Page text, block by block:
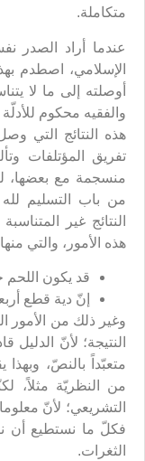
متكاملة.
عندما أراد الصدر
الإسلامي، اصطدم
أوصلته إلى ما لا
والفقيه محكوم
هذه النتائج التي
تفريق المؤتلفات
منسجمة مع بعضها،
من باب التسليم
النتائج غير
هذه الأمور، والتي
قد يكون اللحم
إنّ دية قطع
وغير ذلك من الأمور
النتيجة؛ لأنّ
متعبّداً بالنصّ،
من النظريّة مثلاً،
التشريعي؛ لأنّ
فكلّ ما نستطيع أن
الثغرات.